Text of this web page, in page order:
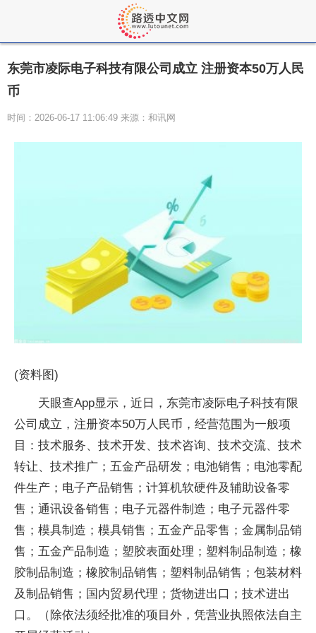
东莞市凌际电子科技有限公司成立 注册资本50万人民
币
时间：2026-06-17 11:06:49 来源：和讯网
(资料图)
天眼查App显示，近日，东莞市凌际电子科技有限
公司成立，注册资本50万人民币，经营范围为一般项
目：技术服务、技术开发、技术咨询、技术交流、技术
转让、技术推广；五金产品研发；电池销售；电池零配
件生产；电子产品销售；计算机软硬件及辅助设备零
售；通讯设备销售；电子元器件制造；电子元器件零
售；模具制造；模具销售；五金产品零售；金属制品销
售；五金产品制造；塑胶表面处理；塑料制品制造；橡
胶制品制造；橡胶制品销售；塑料制品销售；包装材料
及制品销售；国内贸易代理；货物进出口；技术进出
口。（除依法须经批准的项目外，凭营业执照依法自主